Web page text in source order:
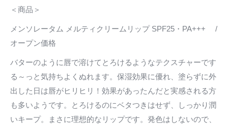
＜商品＞
メンソレータム メルティクリームリップ SPF25・PA+++ /
オープン価格
バターのように唇で溶けてとろけるようなテクスチャーです
る～っと気持ちよくぬれます。保湿効果に優れ、塗らずに外
出した日は唇がヒリヒリ！効果があったんだと実感される方
も多いようです。とろけるのにベタつきはせず、しっかり潤
いキープ。まさに理想的なリップです。発色はしないので、